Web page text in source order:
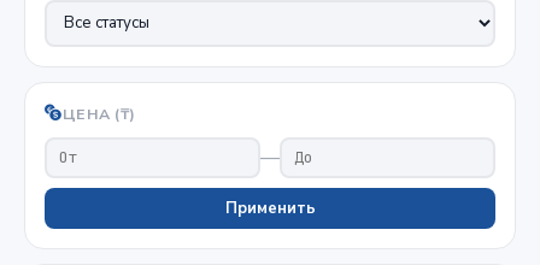
ЦЕНА (₸)
—
Применить